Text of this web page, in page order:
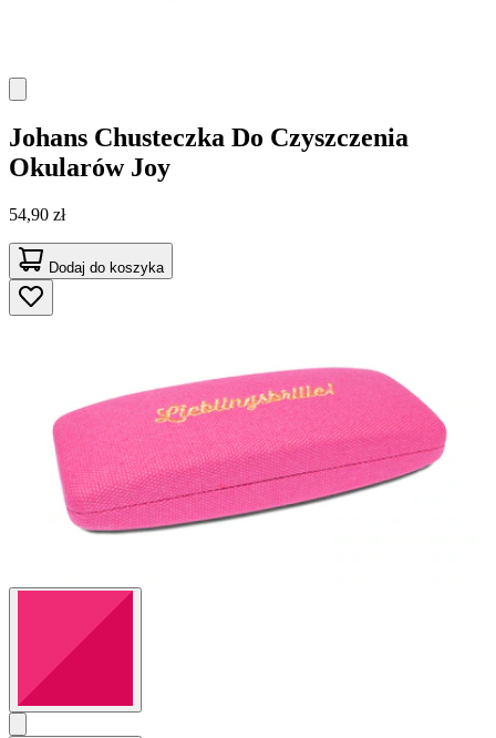
Johans Chusteczka Do Czyszczenia
Okularów Joy
54,90 zł
Dodaj do koszyka